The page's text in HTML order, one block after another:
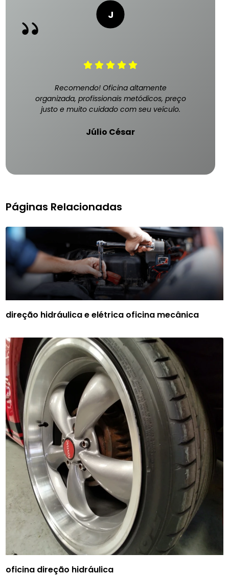
Recomendo! Oficina altamente
organizada, profissionais metódicos, preço
justo e muito cuidado com seu veículo.
Júlio César
Páginas Relacionadas
direção hidráulica e elétrica oficina mecânica
oficina direção hidráulica